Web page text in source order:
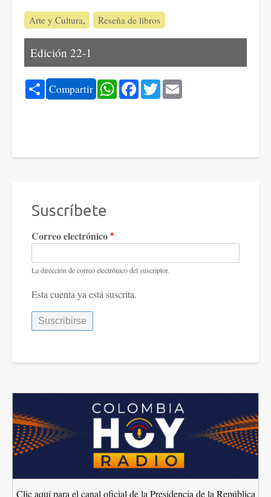
Arte y Cultura Reseña de libros
Edición 22-1
Share
Compartir WhatsApp
Facebook
Twitter
Suscríbete
Correo electrónico
La dirección de correo electrónico del suscriptor.
Esta cuenta ya está suscrita.
Clic aquí para el canal oficial de la Presidencia de la República